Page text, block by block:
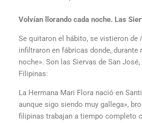
Volvían llorando cada noche. Las
Se quitaron el hábito, se vistieron de
infiltraron en fábricas donde,
noche». Son las Siervas de San
Filipinas:
La Hermana Mari Flora nació en
aunque sigo siendo muy gallega»,
filipinas trabajan a tiempo completo